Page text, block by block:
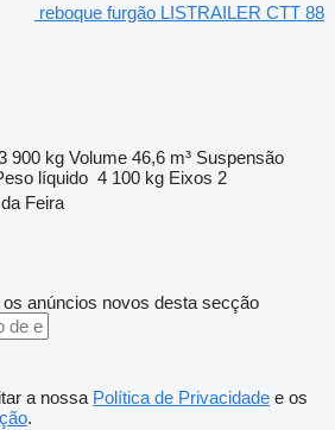
reboque furgão LISTRAILER CTT 88
900 kg Volume 46,6 m³ Suspensão
líquido 4 100 kg Eixos 2
Feira
anúncios novos desta secção
a nossa Política de Privacidade e os
.